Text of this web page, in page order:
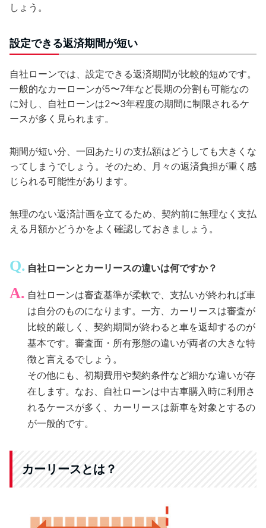
しょう。
設定できる返済期間が短い
自社ローンでは、設定できる返済期間が比較的短めです。
一般的なカーローンが5〜7年など長期の分割も可能なの
に対し、自社ローンは2〜3年程度の期間に制限されるケ
ースが多く見られます。
期間が短い分、一回あたりの支払額はどうしても大きくな
ってしまうでしょう。そのため、月々の返済負担が重く感
じられる可能性があります。
無理のない返済計画を立てるため、契約前に無理なく支払
える月額かどうかをよく確認しておきましょう。
自社ローンとカーリースの違いは何ですか？
自社ローンは審査基準が柔軟で、支払いが終われば車
は自分のものになります。一方、カーリースは審査が
比較的厳しく、契約期間が終わると車を返却するのが
基本です。審査面・所有形態の違いが両者の大きな特
徴と言えるでしょう。
その他にも、初期費用や契約条件など細かな違いが存
在します。なお、自社ローンは中古車購入時に利用さ
れるケースが多く、カーリースは新車を対象とするの
が一般的です。
カーリースとは？